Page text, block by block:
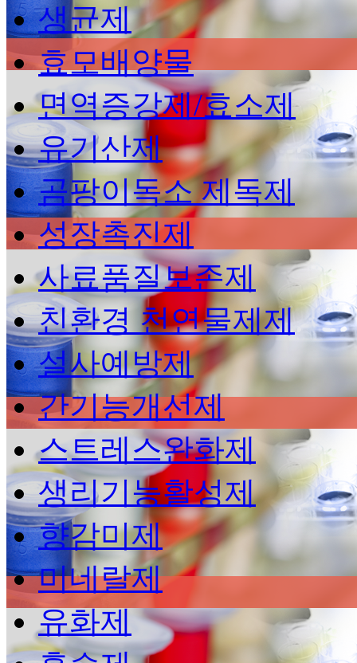
생균제
효모배양물
면역증강제/효소제
유기산제
곰팡이독소 제독제
성장촉진제
사료품질보존제
친환경 천연물제제
설사예방제
간기능개선제
스트레스완화제
생리기능활성제
향감미제
미네랄제
유화제